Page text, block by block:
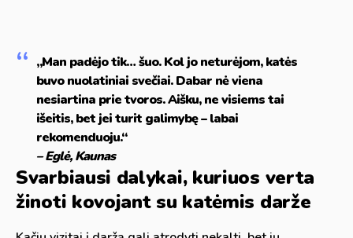
„Man padėjo tik… šuo. Kol jo neturėjom, katės
buvo nuolatiniai svečiai. Dabar nė viena
nesiartina prie tvoros. Aišku, ne visiems tai
išeitis, bet jei turit galimybę – labai
rekomenduoju.“
– Eglė, Kaunas
Svarbiausi dalykai, kuriuos verta
žinoti kovojant su katėmis darže